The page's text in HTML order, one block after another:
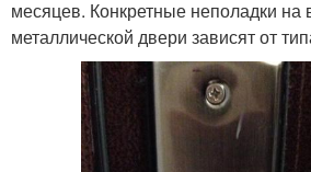
месяцев. Конкретные неполадки на
металлической двери зависят от